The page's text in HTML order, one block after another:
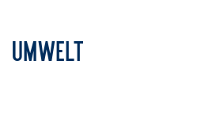
Umwelt